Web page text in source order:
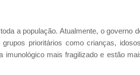
a população. Atualmente, o governo
prioritários como crianças,
imunológico mais fragilizado e estão